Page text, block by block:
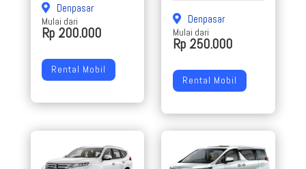
Denpasar
Mulai dari
Rp 200.000
Rental Mobil
Denpasar
Mulai dari
Rp 250.000
Rental Mobil